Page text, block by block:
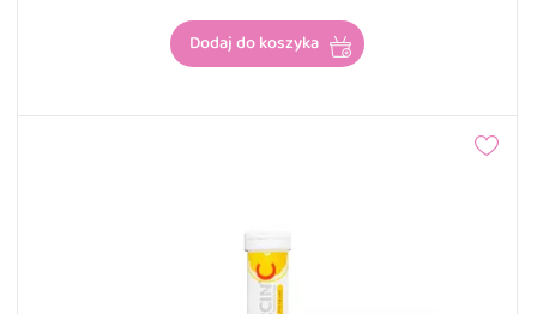
Dodaj do koszyka